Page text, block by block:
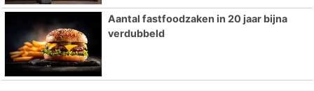
Aantal fastfoodzaken in 20 jaar bijna
verdubbeld